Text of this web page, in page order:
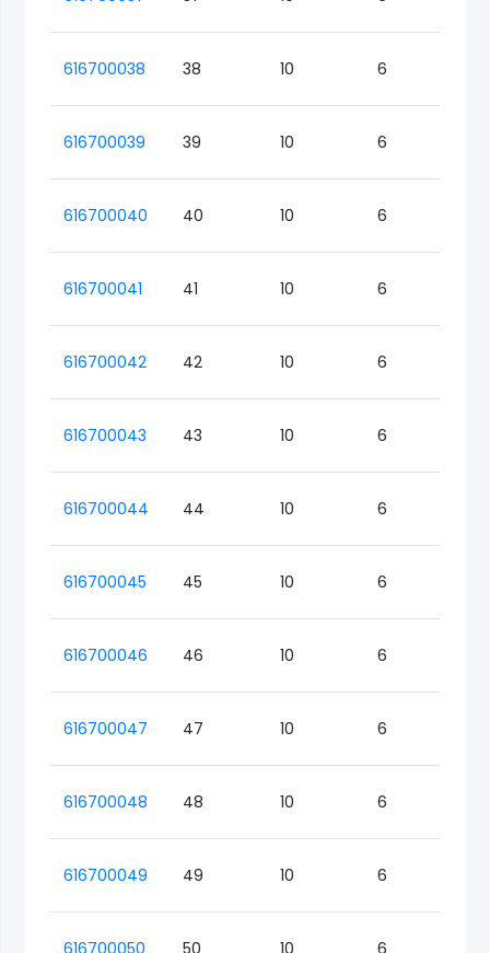
616700038 38 10 6
616700039 39 10 6
616700040 40 10 6
616700041 41 10 6
616700042 42 10 6
616700043 43 10 6
616700044 44 10 6
616700045 45 10 6
616700046 46 10 6
616700047 47 10 6
616700048 48 10 6
616700049 49 10 6
616700050 50 10 6